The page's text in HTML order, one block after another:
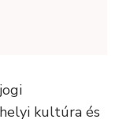
kultúra és